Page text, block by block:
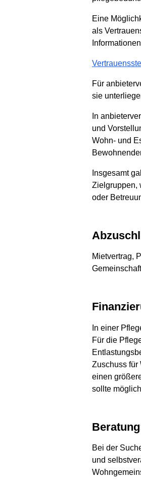
Eine
als
Für
sie
In
und
Wohn- und
Insgesamt
Zielgruppen,
oder
Mietvertrag,
In einer
Für die
Zuschuss für
einen
sollte
Bei der
und